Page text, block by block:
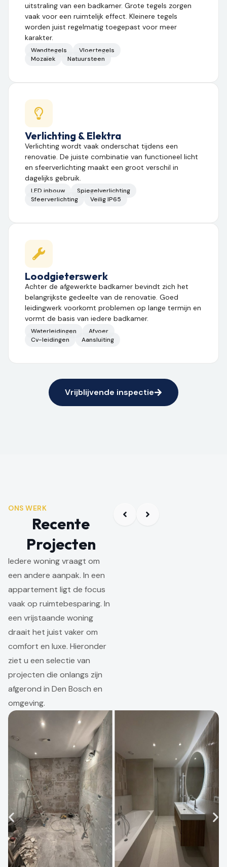
uitstraling van een badkamer. Grote tegels zorgen
vaak voor een ruimtelijk effect. Kleinere tegels
worden juist regelmatig toegepast voor meer
karakter.
Wandtegels
Vloertegels
Mozaïek
Natuursteen
Verlichting & Elektra
Verlichting wordt vaak onderschat tijdens een
renovatie. De juiste combinatie van functioneel licht
en sfeerverlichting maakt een groot verschil in
dagelijks gebruik.
LED inbouw
Spiegelverlichting
Sfeerverlichting
Veilig IP65
Loodgieterswerk
Achter de afgewerkte badkamer bevindt zich het
belangrijkste gedeelte van de renovatie. Goed
leidingwerk voorkomt problemen op lange termijn en
vormt de basis van iedere badkamer.
Waterleidingen
Afvoer
Cv-leidingen
Aansluiting
Vrijblijvende inspectie
ONS WERK
Recente
Projecten
Iedere woning vraagt om
een andere aanpak. In een
appartement ligt de focus
vaak op ruimtebesparing. In
een vrijstaande woning
draait het juist vaker om
comfort en luxe. Hieronder
ziet u een selectie van
projecten die onlangs zijn
afgerond in Den Bosch en
omgeving.